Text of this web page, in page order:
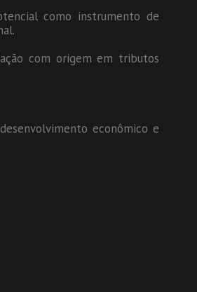
como instrumento de
com origem em tributos
econômico e